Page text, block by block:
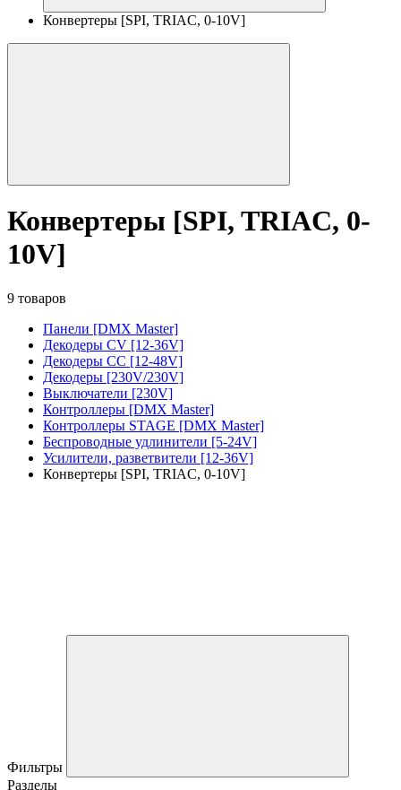
Конвертеры [SPI, TRIAC, 0-10V]
Конвертеры [SPI, TRIAC, 0-
10V]
9 товаров
Панели [DMX Master]
Декодеры CV [12-36V]
Декодеры CC [12-48V]
Декодеры [230V/230V]
Выключатели [230V]
Контроллеры [DMX Master]
Контроллеры STAGE [DMX Master]
Беспроводные удлинители [5-24V]
Усилители, разветвители [12-36V]
Конвертеры [SPI, TRIAC, 0-10V]
Фильтры
Разделы